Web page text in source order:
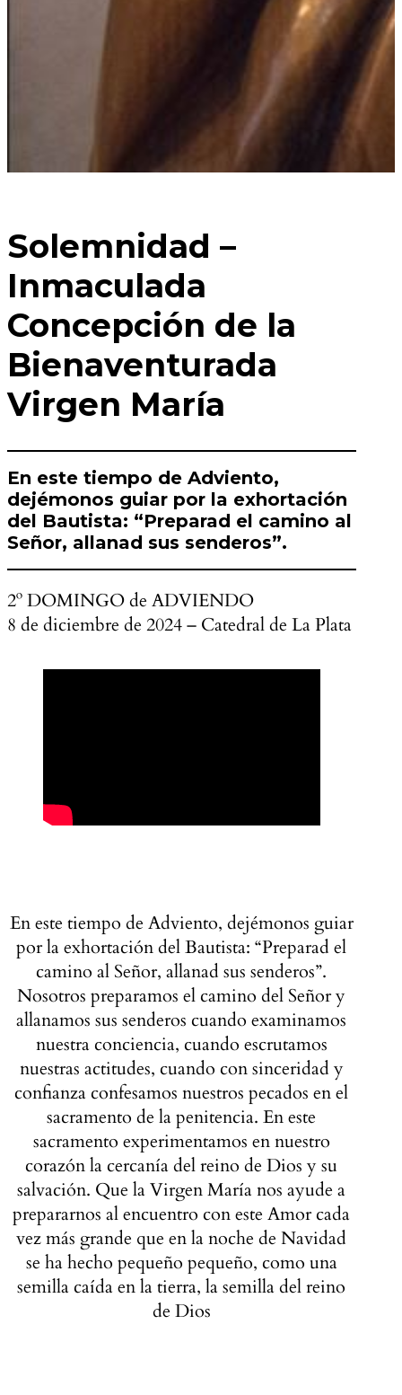
Solemnidad –
Inmaculada
Concepción de la
Bienaventurada
Virgen María
En este tiempo de Adviento,
dejémonos guiar por la exhortación
del Bautista: “Preparad el camino al
Señor, allanad sus senderos”.
2º DOMINGO de ADVIENDO
8 de diciembre de 2024 – Catedral de La Plata
En este tiempo de Adviento, dejémonos guiar
por la exhortación del Bautista: “Preparad el
camino al Señor, allanad sus senderos”.
Nosotros preparamos el camino del Señor y
allanamos sus senderos cuando examinamos
nuestra conciencia, cuando escrutamos
nuestras actitudes, cuando con sinceridad y
confianza confesamos nuestros pecados en el
sacramento de la penitencia. En este
sacramento experimentamos en nuestro
corazón la cercanía del reino de Dios y su
salvación. Que la Virgen María nos ayude a
prepararnos al encuentro con este Amor cada
vez más grande que en la noche de Navidad
se ha hecho pequeño pequeño, como una
semilla caída en la tierra, la semilla del reino
de Dios